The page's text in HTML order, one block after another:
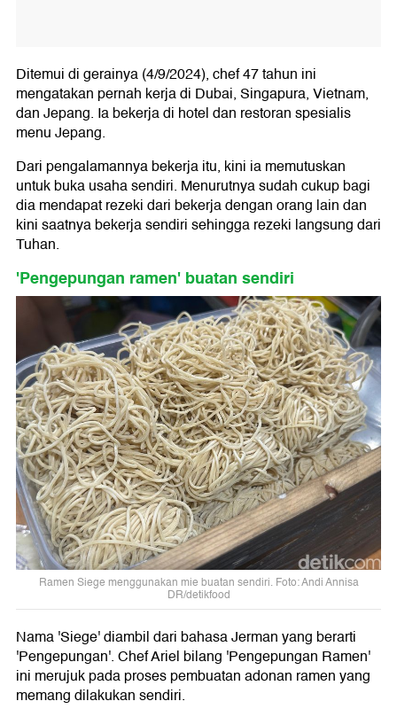
Ditemui di gerainya (4/9/2024), chef 47 tahun ini
mengatakan pernah kerja di Dubai, Singapura, Vietnam,
dan Jepang. Ia bekerja di hotel dan restoran spesialis
menu Jepang.
Dari pengalamannya bekerja itu, kini ia memutuskan
untuk buka usaha sendiri. Menurutnya sudah cukup bagi
dia mendapat rezeki dari bekerja dengan orang lain dan
kini saatnya bekerja sendiri sehingga rezeki langsung dari
Tuhan.
'Pengepungan ramen' buatan sendiri
Ramen Siege menggunakan mie buatan sendiri. Foto: Andi Annisa
DR/detikfood
Nama 'Siege' diambil dari bahasa Jerman yang berarti
'Pengepungan'. Chef Ariel bilang 'Pengepungan Ramen'
ini merujuk pada proses pembuatan adonan ramen yang
memang dilakukan sendiri.